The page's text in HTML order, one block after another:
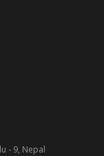
- 9, Nepal